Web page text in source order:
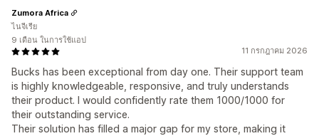
11 กรกฎาคม 2026
Bucks has been exceptional from day one. Their support team
is highly knowledgeable, responsive, and truly understands
their product. I would confidently rate them 1000/1000 for
their outstanding service.
Their solution has filled a major gap for my store, making it
Zumora Africa
ไนจีเรีย
9 เดือน ในการใช้แอป